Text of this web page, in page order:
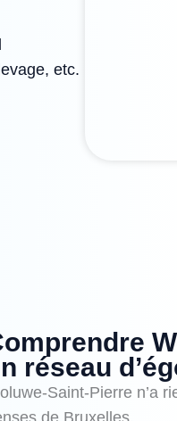
etc.
réseau
n’a